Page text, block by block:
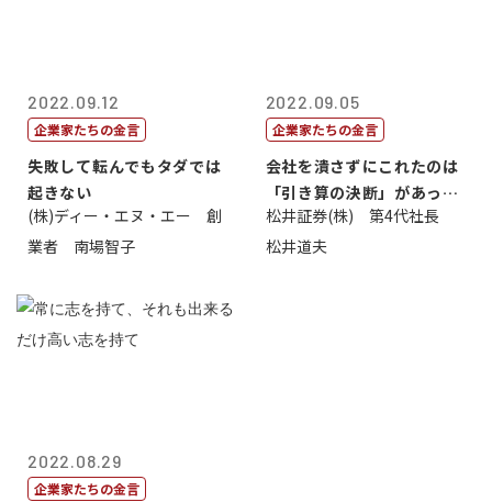
2022.09.12
企業家たちの金言
失敗して転んでもタダでは
起きない
(株)ディー・エヌ・エー 創
業者 南場智子
2022.09.05
企業家たちの金言
会社を潰さずにこれたのは
「引き算の決断」があった
から
松井証券(株) 第4代社長
松井道夫
2022.08.29
企業家たちの金言